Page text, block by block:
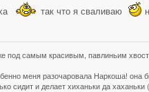
так что я сваливаю
под самым красивым, павлиньим
меня разочаровала Наркоша! она
сидит и делает хиханьки да